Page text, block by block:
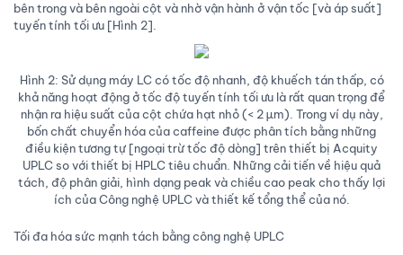
bên trong và bên ngoài cột và nhờ vận hành ở vận tốc [và áp suất]
tuyến tính tối ưu [Hình 2].
Hình 2: Sử dụng máy LC có tốc độ nhanh, độ khuếch tán thấp, có
khả năng hoạt động ở tốc độ tuyến tính tối ưu là rất quan trọng để
nhận ra hiệu suất của cột chứa hạt nhỏ (< 2 µm). Trong ví dụ này,
bốn chất chuyển hóa của caffeine được phân tích bằng những
điều kiện tương tự [ngoại trừ tốc độ dòng] trên thiết bị Acquity
UPLC so với thiết bị HPLC tiêu chuẩn. Những cải tiến về hiệu quả
tách, độ phân giải, hình dạng peak và chiều cao peak cho thấy lợi
ích của Công nghệ UPLC và thiết kế tổng thể của nó.
Tối đa hóa sức mạnh tách bằng công nghệ UPLC